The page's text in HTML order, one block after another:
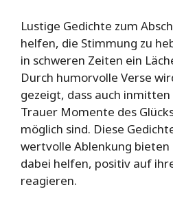
Lustige Gedichte zum
helfen, die Stimmung zu
in schweren Zeiten ein
Durch humorvolle Verse
gezeigt, dass auch inmitten
Trauer Momente des
möglich sind. Diese
wertvolle Ablenkung bieten
dabei helfen, positiv auf
reagieren.